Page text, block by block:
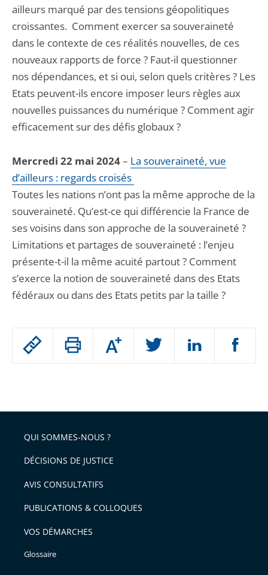
Passer
arriver
après
Augmenter
ou
l'article
pour
avant
ailleurs marqué par des tensions géopolitiques
croissantes. Comment exercer sa souveraineté
dans le contexte de ces réalités nouvelles, de ces
nouveaux rapports de force ? Faut-il questionner
nos dépendances, et si oui, selon quels critères ? Les
Etats peuvent-ils encore imposer leurs règles aux
nouvelles puissances du numérique ? Comment agir
efficacement sur des défis globaux ?
Mercredi 22 mai 2024– La souveraineté, vue
d’ailleurs : regards croisés
Toutes les nations n’ont pas la même approche de la
souveraineté. Qu’est-ce qui différencie la France de
ses voisins dans son approche de la souveraineté ?
Limitations et partages de souveraineté : l’enjeu
présente-t-il la même acuité partout ? Comment
s’exerce la notion de souveraineté dans des Etats
fédéraux ou dans des Etats petits par la taille ?
QUI SOMMES-NOUS ?
DÉCISIONS DE JUSTICE
AVIS CONSULTATIFS
PUBLICATIONS & COLLOQUES
VOS DÉMARCHES
Glossaire